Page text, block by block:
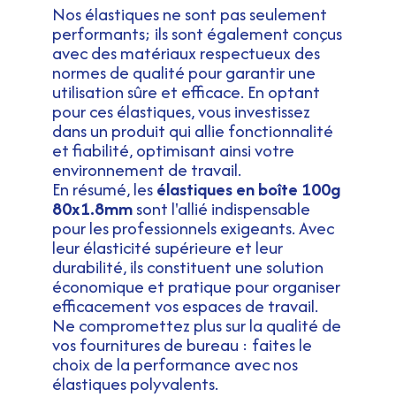
Nos élastiques ne sont pas seulement
performants; ils sont également conçus
avec des matériaux respectueux des
normes de qualité pour garantir une
utilisation sûre et efficace. En optant
pour ces élastiques, vous investissez
dans un produit qui allie fonctionnalité
et fiabilité, optimisant ainsi votre
environnement de travail.
En résumé, lesélastiques en boîte 100g
80x1.8mmsont l'allié indispensable
pour les professionnels exigeants. Avec
leur élasticité supérieure et leur
durabilité, ils constituent une solution
économique et pratique pour organiser
efficacement vos espaces de travail.
Ne compromettez plus sur la qualité de
vos fournitures de bureau : faites le
choix de la performance avec nos
élastiques polyvalents.